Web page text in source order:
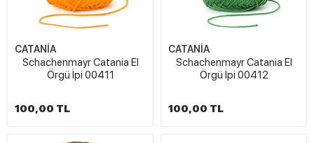
CATANİA
Schachenmayr Catania El
Örgü İpi 00411
100,00 TL
CATANİA
Schachenmayr Catania El
Örgü İpi 00412
100,00 TL